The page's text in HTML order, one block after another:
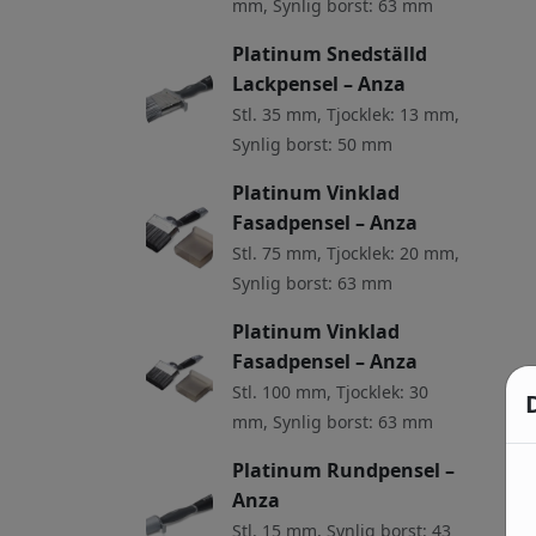
mm, Synlig borst: 63 mm
Platinum Snedställd
Lackpensel – Anza
Stl. 35 mm, Tjocklek: 13 mm,
Synlig borst: 50 mm
Platinum Vinklad
Fasadpensel – Anza
Stl. 75 mm, Tjocklek: 20 mm,
Synlig borst: 63 mm
Platinum Vinklad
Fasadpensel – Anza
Stl. 100 mm, Tjocklek: 30
mm, Synlig borst: 63 mm
Platinum Rundpensel –
Anza
Stl. 15 mm, Synlig borst: 43